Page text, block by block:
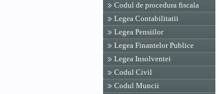
Codul de procedura fiscala
Legea Contabilitatii
Legea Pensiilor
Legea Finantelor Publice
Legea Insolventei
Codul Civil
Codul Muncii